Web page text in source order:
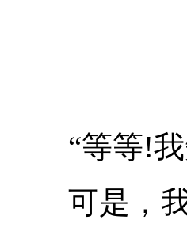
“等等!我
可是，我